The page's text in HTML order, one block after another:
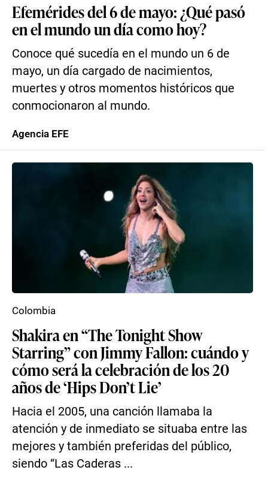
Efemérides del 6 de mayo: ¿Qué pasó
en el mundo un día como hoy?
Conoce qué sucedía en el mundo un 6 de
mayo, un día cargado de nacimientos,
muertes y otros momentos históricos que
conmocionaron al mundo.
Agencia EFE
Shakira en “The Tonight Show
Starring” con Jimmy Fallon: cuándo y
cómo será la celebración de los 20
años de ‘Hips Don’t Lie’
Hacia el 2005, una canción llamaba la
atención y de inmediato se situaba entre las
mejores y también preferidas del público,
siendo “Las Caderas ...
Colombia